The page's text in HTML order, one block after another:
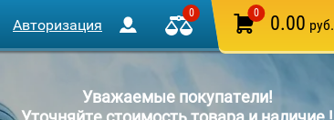
0 0.00 руб.
0
Авторизация
Уважаемые покупатели!